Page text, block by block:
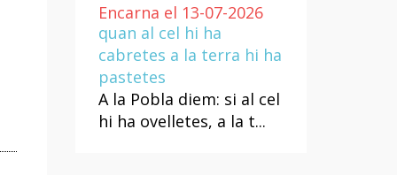
Encarna el 13-07-2026
quan al cel hi ha
cabretes a la terra hi ha
pastetes
A la Pobla diem: si al cel
hi ha ovelletes, a la t...